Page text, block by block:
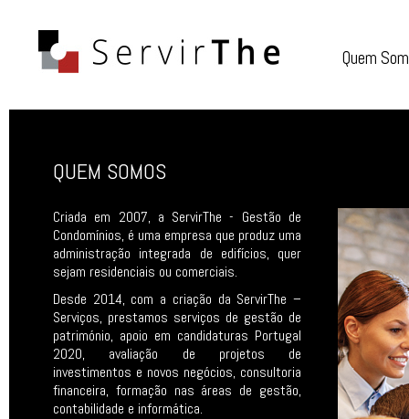
Quem
QUEM SOMOS
Criada em 2007, a ServirThe - Gestão de
Condomínios, é uma empresa que produz uma
administração integrada de edifícios, quer
sejam residenciais ou comerciais.
Desde 2014, com a criação da ServirThe –
Serviços, prestamos serviços de gestão de
património, apoio em candidaturas Portugal
2020, avaliação de projetos de
investimentos e novos negócios, consultoria
financeira, formação nas áreas de gestão,
contabilidade e informática.